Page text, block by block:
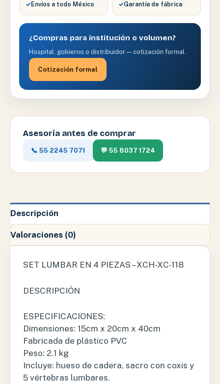
✓Envíos a todo México ✓Garantía de fábrica
¿Compras para institución o volumen?
Hospital, gobierno o distribuidor — cotización formal.
Cotización formal
Asesoría antes de comprar
📞 55 2245 7071 💬 55 8037 1724
Descripción
Valoraciones (0)
SET LUMBAR EN 4 PIEZAS – XCH-XC-118
DESCRIPCIÓN
ESPECIFICACIONES:
Dimensiones: 15cm x 20cm x 40cm
Fabricada de plástico PVC
Peso: 2.1 kg
Incluye: hueso de cadera, sacro con coxis y
5 vértebras lumbares.